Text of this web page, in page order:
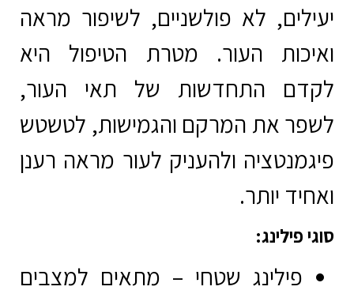
יעילים, לא פולשניים, לשיפור מראה
ואיכות העור. מטרת הטיפול היא
לקדם התחדשות של תאי העור,
לשפר את המרקם והגמישות, לטשטש
פיגמנטציה ולהעניק לעור מראה רענן
ואחיד יותר.
סוגי פילינג:
פילינג שטחי – מתאים למצבים